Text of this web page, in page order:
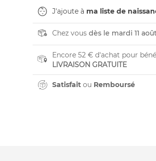
J'ajoute à ma liste de
Chez vous dès le mardi 11
Encore 52 € d'achat pour
LIVRAISON GRATUITE
Satisfaitou Remboursé